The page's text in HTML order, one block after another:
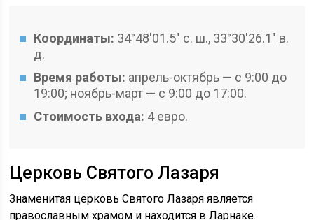
Координаты: 34°48′01.5″ с. ш., 33°30′26.1″ в.
д.
Время работы: апрель-октябрь — с 9:00 до
19:00; ноябрь-март — с 9:00 до 17:00.
Стоимость входа: 4 евро.
Церковь Святого Лазаря
Знаменитая церковь Святого Лазаря является
православным храмом и находится в Ларнаке.